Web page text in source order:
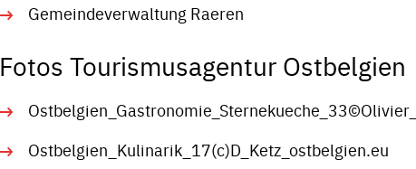
Gemeindeverwaltung Raeren
Fotos Tourismusagentur Ostbelgien
Ostbelgien_Kulinarik_17(c)D_Ketz_ostbelgien.eu